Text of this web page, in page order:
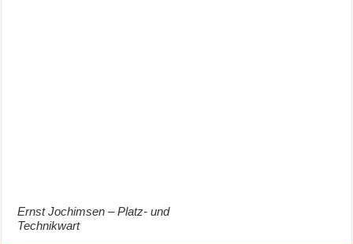
Ernst Jochimsen – Platz- und
Technikwart